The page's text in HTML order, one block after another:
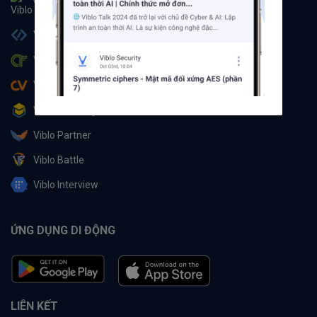
Viblo
Viblo Code
Viblo CTF
Viblo CV
Viblo Learning
Viblo Partner
Viblo Battle
Viblo Interview
ỨNG DỤNG DI ĐỘNG
LIÊN KẾT